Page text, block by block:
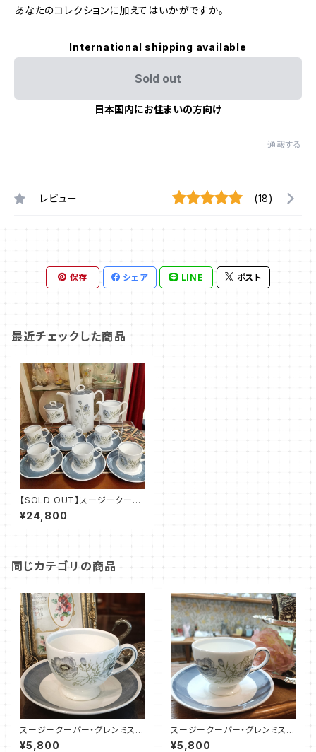
あなたのコレクションに加えてはいかがですか。
International shipping available
Sold out
日本国内にお住まいの方向け
通報する
レビュー (18)
保存 シェア LINE ポスト
最近チェックした商品
【SOLD OUT】スージークーパ
ー・グレンミスト・コーヒーセット
（SCGM1205）
¥24,800
同じカテゴリの商品
スージークーパー・グレンミス
ト・カップ＆ソーサー（SCGM01
¥5,800
スージークーパー・グレンミス
ト・カップ＆ソーサー（SCGM01
¥5,800